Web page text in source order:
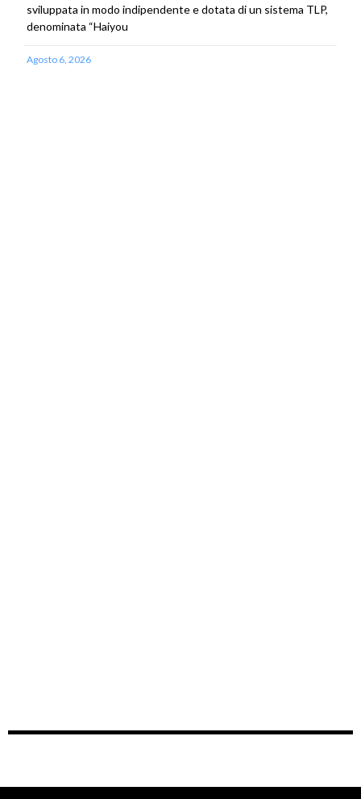
sviluppata in modo indipendente e dotata di un sistema TLP,
denominata “Haiyou
Agosto 6, 2026